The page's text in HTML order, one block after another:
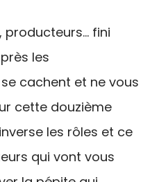
producteurs… fini
les
cachent et ne vous
cette douzième
les rôles et ce
qui vont vous